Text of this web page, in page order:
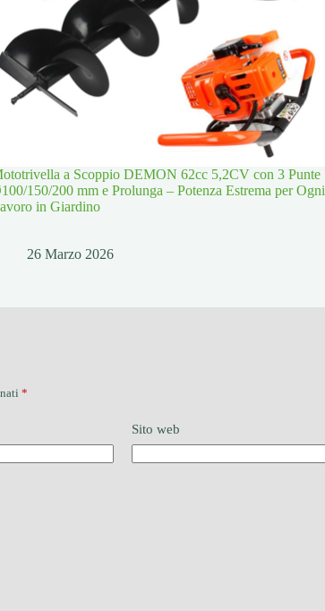
a Scoppio DEMON 62cc 5,2CV con 3 Punte
150/200 mm e Prolunga – Potenza Estrema per Ogni
in Giardino
26 Marzo 2026
*
Sito web